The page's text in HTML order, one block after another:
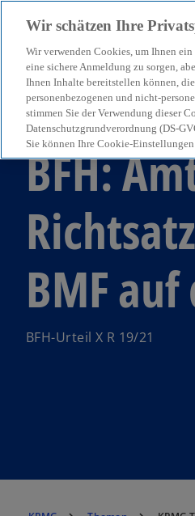
menu
KPMG Tax News
BFH:
BMF
BFH-Urteil X R 19/21
Wir schätzen Ihre
Wir verwenden Cookies, um Ihnen
eine sichere Anmeldung zu sorgen,
Ihnen Inhalte bereitstellen können,
personenbezogenen und nicht-
stimmen Sie der Verwendung dieser
Datenschutzgrundverordnung (DS-
Sie können Ihre Cookie-